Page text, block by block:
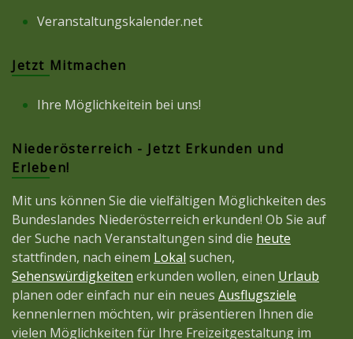
Veranstaltungskalender.net
Jetzt Mitmachen
Ihre Möglichkeitein bei uns!
Niederösterreich - Jetzt Erkunden und
Erleben!
Mit uns können Sie die vielfältigen Möglichkeiten des
Bundeslandes Niederösterreich erkunden! Ob Sie auf
der Suche nach Veranstaltungen sind die heute
stattfinden, nach einem Lokal suchen,
Sehenswürdigkeiten erkunden wollen, einen Urlaub
planen oder einfach nur ein neues Ausflugsziele
kennenlernen möchten, wir präsentieren Ihnen die
vielen Möglichkeiten für Ihre Freizeitgestaltung im